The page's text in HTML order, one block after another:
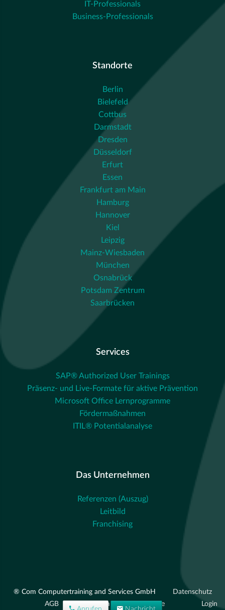
IT-Professionals
Business-Professionals
Standorte
Berlin
Bielefeld
Cottbus
Darmstadt
Dresden
Düsseldorf
Erfurt
Essen
Frankfurt am Main
Hamburg
Hannover
Kiel
Leipzig
Mainz-Wiesbaden
München
Osnabrück
Potsdam Zentrum
Saarbrücken
Services
SAP® Authorized User Trainings
Präsenz- und Live-Formate für aktive Prävention
Microsoft Office Lernprogramme
Fördermaßnahmen
ITIL® Potentialanalyse
Das Unternehmen
Referenzen (Auszug)
Leitbild
Franchising
® Com Computertraining and Services GmbH
Datenschutz
AGB
Impressum Beschwerde Login